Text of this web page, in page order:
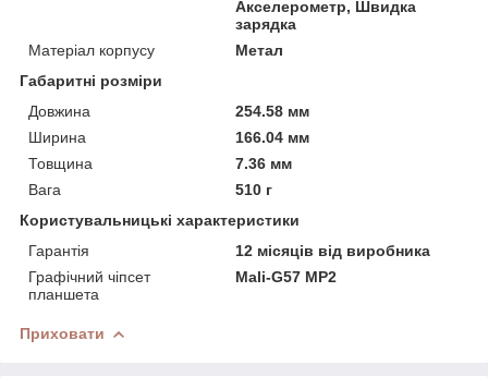
Акселерометр, Швидка
зарядка
Матеріал корпусу
Метал
Габаритні розміри
Довжина
254.58 мм
Ширина
166.04 мм
Товщина
7.36 мм
Вага
510 г
Користувальницькі характеристики
Гарантія
12 місяців від виробника
Графічний чіпсет
планшета
Mali-G57 MP2
Приховати